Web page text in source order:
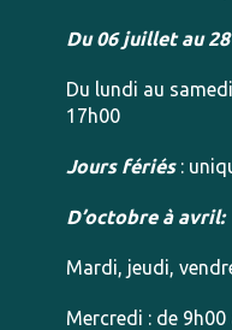
Du 06 juillet au
Du lundi au
17h00
Jours fériés:
D’octobre à avril:
Mardi, jeudi,
Mercredi : de